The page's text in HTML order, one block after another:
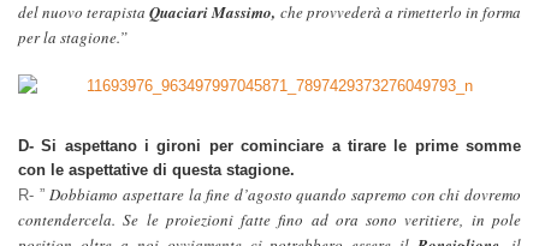
del nuovo terapistaQuaciari Massimo, che provvederà a rimetterlo in forma
per la stagione.”
D- Si aspettano i gironi per cominciare a tirare le prime somme
con le aspettative di questa stagione.
R- ”Dobbiamo aspettare la fine d’agosto quando sapremo con chi dovremo
contendercela. Se le proiezioni fatte fino ad ora sono veritiere, in pole